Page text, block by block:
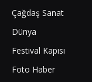
Çağdaş Sanat
Dünya
Festival Kapısı
Foto Haber